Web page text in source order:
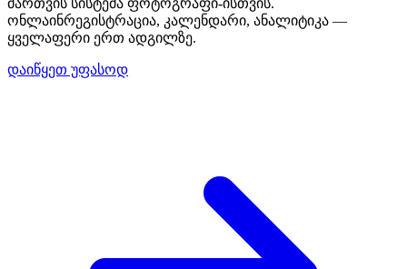
ონლაინრეგისტრაცია, კალენდარი, ანალიტიკა —
ყველაფერი ერთ ადგილზე.
დაიწყეთ უფასოდ